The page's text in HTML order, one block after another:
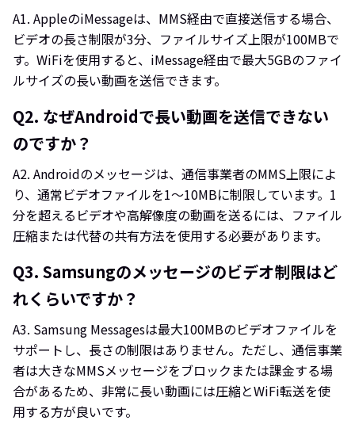
A1. AppleのiMessageは、MMS経由で直接送信する場合、
ビデオの長さ制限が3分、ファイルサイズ上限が100MBで
す。WiFiを使用すると、iMessage経由で最大5GBのファイ
ルサイズの長い動画を送信できます。
Q2. なぜAndroidで長い動画を送信できない
のですか？
A2. Androidのメッセージは、通信事業者のMMS上限によ
り、通常ビデオファイルを1～10MBに制限しています。1
分を超えるビデオや高解像度の動画を送るには、ファイル
圧縮または代替の共有方法を使用する必要があります。
Q3. Samsungのメッセージのビデオ制限はど
れくらいですか？
A3. Samsung Messagesは最大100MBのビデオファイルを
サポートし、長さの制限はありません。ただし、通信事業
者は大きなMMSメッセージをブロックまたは課金する場
合があるため、非常に長い動画には圧縮とWiFi転送を使
用する方が良いです。